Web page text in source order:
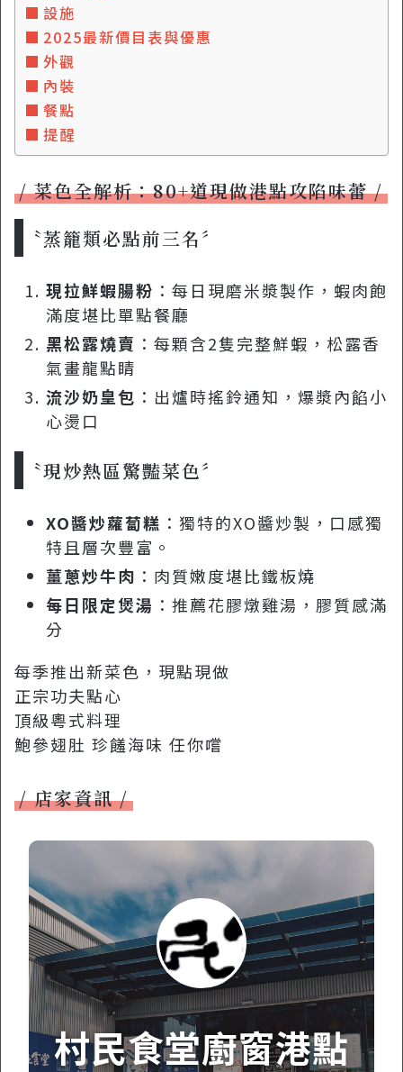
設施
2025最新價目表與優惠
外觀
內裝
餐點
提醒
菜色全解析：80+道現做港點攻陷味蕾
蒸籠類必點前三名
現拉鮮蝦腸粉 ：每日現磨米漿製作，蝦肉飽
滿度堪比單點餐廳
黑松露燒賣 ：每顆含2隻完整鮮蝦，松露香
氣畫龍點睛
流沙奶皇包 ：出爐時搖鈴通知，爆漿內餡小
心燙口
現炒熱區驚豔菜色
XO醬炒蘿蔔糕 ：獨特的XO醬炒製，口感獨
特且層次豐富。
薑蔥炒牛肉 ：肉質嫩度堪比鐵板燒
每日限定煲湯 ：推薦花膠燉雞湯，膠質感滿
分
每季推出新菜色，現點現做
正宗功夫點心
頂級粵式料理
鮑參翅肚 珍饈海味 任你嚐
店家資訊
村民食堂廚窗港點